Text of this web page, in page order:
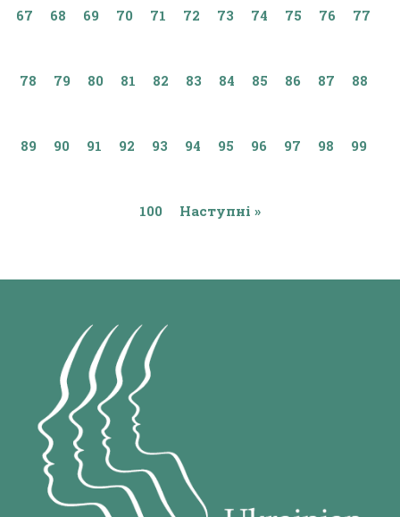
67 68 69 70 71 72 73 74 75 76 77
78 79 80 81 82 83 84 85 86 87 88
89 90 91 92 93 94 95 96 97 98 99
100 Наступні »